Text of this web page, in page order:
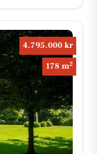
4.795.000 kr
178 m2